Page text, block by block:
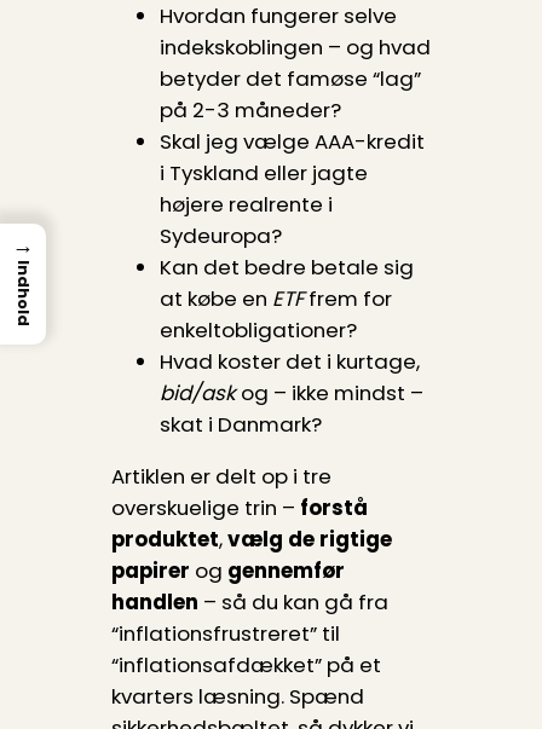
Hvordan fungerer selve
indekskoblingen – og hvad
betyder det famøse “lag”
på 2-3 måneder?
Skal jeg vælge AAA-kredit
i Tyskland eller jagte
højere realrente i
Sydeuropa?
Kan det bedre betale sig
at købe en ETFfrem for
enkeltobligationer?
Hvad koster det i kurtage,
bid/askog – ikke mindst –
skat i Danmark?
Artiklen er delt op i tre
overskuelige trin – forstå
produktet,vælg de rigtige
papirer og gennemfør
handlen – så du kan gå fra
“inflationsfrustreret” til
“inflationsafdækket” på et
kvarters læsning. Spænd
→
Indhold